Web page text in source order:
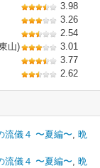
3.98
3.26
2.54
山)
3.01
3.77
2.62
流儀４ 〜夏編〜, 晩
流儀４ 〜夏編〜, 晩